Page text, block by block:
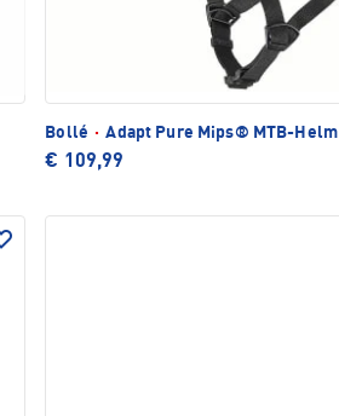
Bollé · Adapt Pure Mips® MTB-Helm
€ 109,99